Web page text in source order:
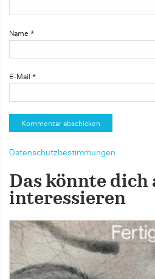
Name *
E-Mail *
Datenschutzbestimmungen
Das könnte dich
interessieren